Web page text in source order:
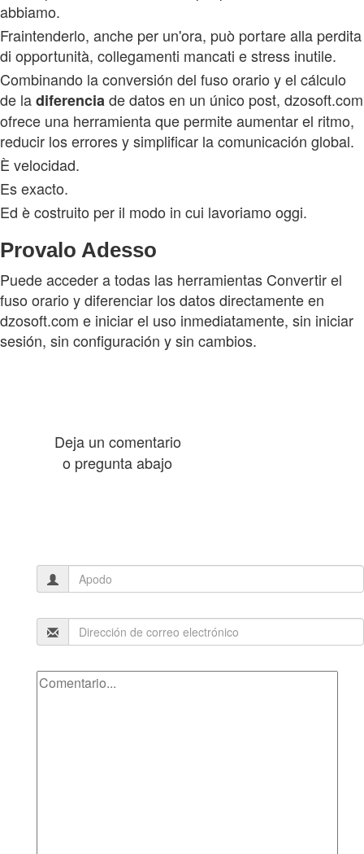
abbiamo.
Fraintenderlo, anche per un'ora, può portare alla perdita
di opportunità, collegamenti mancati e stress inutile.
Combinando la conversión del fuso orario y el cálculo
de ladiferenciade datos en un único post, dzosoft.com
ofrece una herramienta que permite aumentar el ritmo,
reducir los errores y simplificar la comunicación global.
È velocidad.
Es exacto.
Ed è costruito per il modo in cui lavoriamo oggi.
Provalo Adesso
Puede acceder a todas las herramientas Convertir el
fuso orario y diferenciar los datos directamente en
dzosoft.com e iniciar el uso inmediatamente, sin iniciar
sesión, sin configuración y sin cambios.
Deja un comentario
o pregunta abajo